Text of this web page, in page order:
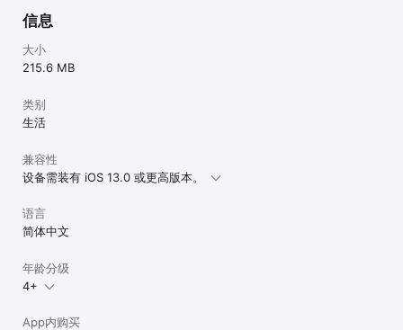
信息
大小
215.6 MB
类别
生活
兼容性
设备需装有 iOS 13.0 或更高版本。
语言
简体中文
年龄分级
4+
App内购买